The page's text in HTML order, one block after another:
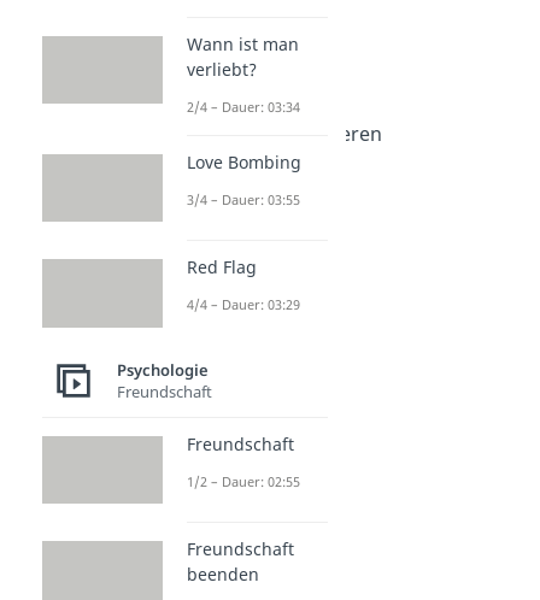
Gedankenkarussell
Dauer: 04:37
Positiv Denken
Dauer: 05:07
Emotionen kontrollieren
Dauer: 04:11
Wann ist man
verliebt?
2/4 – Dauer: 03:34
Love Bombing
3/4 – Dauer: 03:55
Red Flag
4/4 – Dauer: 03:29
Psychologie
Freundschaft
Freundschaft
1/2 – Dauer: 02:55
Freundschaft
beenden